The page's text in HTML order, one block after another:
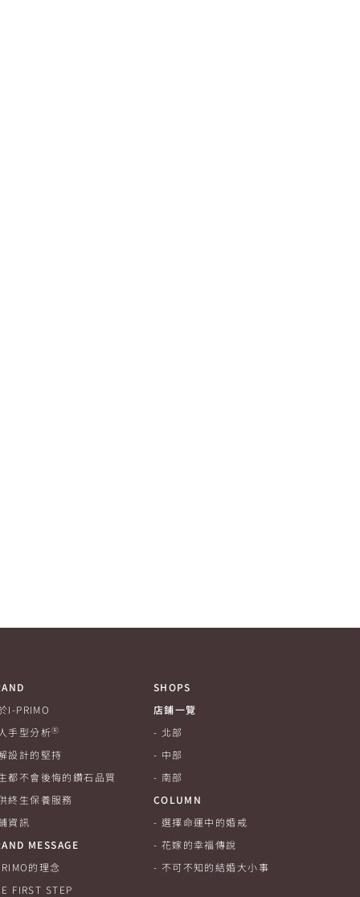
I-PRIMO
手型分析Ⓡ
設計的堅持
都不會後悔的鑽石品質
終生保養服務
資訊
MESSAGE
的理念
FIRST STEP
SHOPS
店鋪一覽
北部
中部
南部
COLUMN
選擇命運中的婚戒
花嫁的幸福傳說
不可不知的結婚大小事